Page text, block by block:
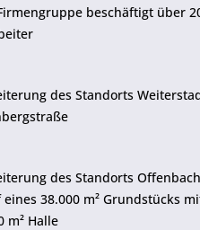
beschäftigt über
des Standorts
des Standorts Offenbach
eines 38.000 m² Grundstücks
m² Halle